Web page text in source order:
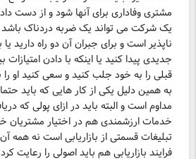
مشتری وفاداری برای آنها شود و از دست
یک شرکت می تواند یک ضربه دردناک باشد
ناپذیر است و برای جبران آن دو راه دارید
جدیدی پیدا کنید یا اینکه با دادن
قبلی را به خود جلب کنید و سعی کنید او
به همین دلیل یکی از کار هایی که باید
مداوم است و البته باید در ازای پولی که
خدمات ارزشمندی هم در اختیار مشتریان
تبلیغات قسمتی از بازاریابی است نه همه
فرایند بازاریابی هم باید اصولی را رعایت